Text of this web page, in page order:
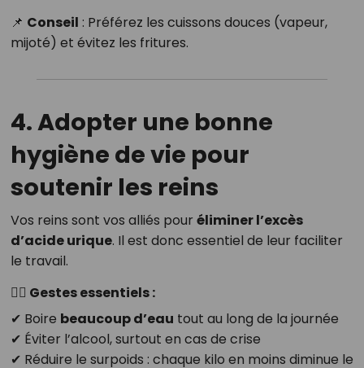
📌 Conseil : Préférez les cuissons douces (vapeur,
mijoté) et évitez les fritures.
4. Adopter une bonne
hygiène de vie pour
soutenir les reins
Vos reins sont vos alliés pour éliminer l’excès
d’acide urique. Il est donc essentiel de leur faciliter
le travail.
🧘‍♀️ Gestes essentiels :
✔ Boire beaucoup d’eau tout au long de la journée
✔ Éviter l’alcool, surtout en cas de crise
✔ Réduire le surpoids : chaque kilo en moins diminue le